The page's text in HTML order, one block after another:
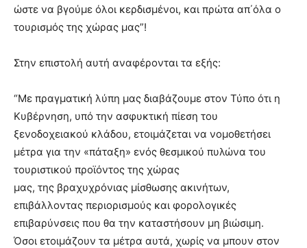
ώστε να βγούμε όλοι κερδισμένοι, και πρώτα απ΄όλα ο
τουρισμός της χώρας μας”!
Στην επιστολή αυτή αναφέρονται τα εξής:
“Με πραγματική λύπη μας διαβάζουμε στον Τύπο ότι η
Κυβέρνηση, υπό την ασφυκτική πίεση του
ξενοδοχειακού κλάδου, ετοιμάζεται να νομοθετήσει
μέτρα για την «πάταξη» ενός θεσμικού πυλώνα του
τουριστικού προϊόντος της χώρας
μας, της βραχυχρόνιας μίσθωσης ακινήτων,
επιβάλλοντας περιορισμούς και φορολογικές
επιβαρύνσεις που θα την καταστήσουν μη βιώσιμη.
Όσοι ετοιμάζουν τα μέτρα αυτά, χωρίς να μπουν στον